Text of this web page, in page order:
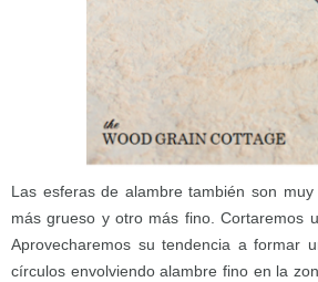
Las esferas de alambre también son
más grueso y otro más fino. Cortaremos
Aprovecharemos su tendencia a formar
círculos envolviendo alambre fino en la